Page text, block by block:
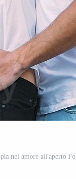
nel amore all'aperto